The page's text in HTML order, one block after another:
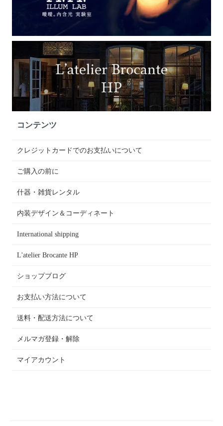
コンテンツ
クレジットカードでのお支払いについて
ご購入の前に
什器・雑貨レンタル
内装デザイン＆コーディネート
International shipping
L'atelier Brocante HP
ショップブログ
お支払い方法について
送料・配送方法について
メルマガ登録・解除
マイアカウント